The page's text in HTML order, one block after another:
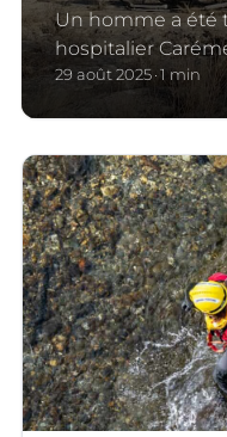
Un homme a été
hospitalier
fait une chute et
la cheville à
29 août 2025 1 min